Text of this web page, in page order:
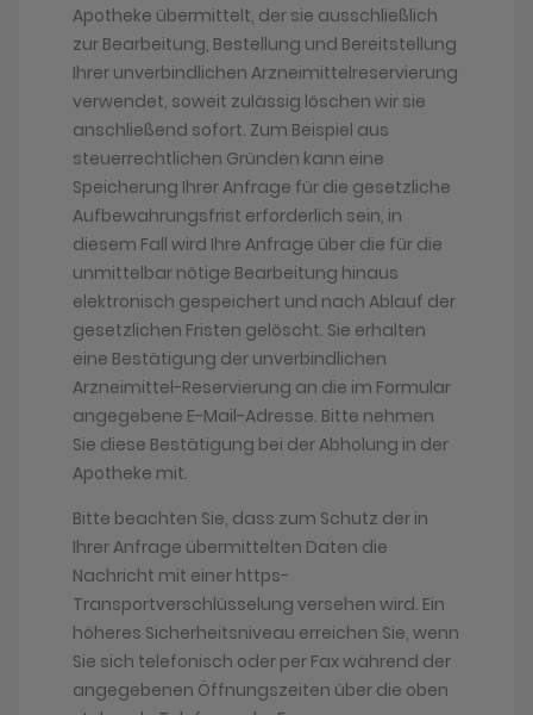
Apotheke übermittelt, der sie ausschließlich
zur Bearbeitung, Bestellung und Bereitstellung
Ihrer unverbindlichen Arzneimittelreservierung
verwendet, soweit zulässig löschen wir sie
anschließend sofort. Zum Beispiel aus
steuerrechtlichen Gründen kann eine
Speicherung Ihrer Anfrage für die gesetzliche
Aufbewahrungsfrist erforderlich sein, in
diesem Fall wird Ihre Anfrage über die für die
unmittelbar nötige Bearbeitung hinaus
elektronisch gespeichert und nach Ablauf der
gesetzlichen Fristen gelöscht. Sie erhalten
eine Bestätigung der unverbindlichen
Arzneimittel-Reservierung an die im Formular
angegebene E-Mail-Adresse. Bitte nehmen
Sie diese Bestätigung bei der Abholung in der
Apotheke mit.
Bitte beachten Sie, dass zum Schutz der in
Ihrer Anfrage übermittelten Daten die
Nachricht mit einer https-
Transportverschlüsselung versehen wird. Ein
höheres Sicherheitsniveau erreichen Sie, wenn
Sie sich telefonisch oder per Fax während der
angegebenen Öffnungszeiten über die oben